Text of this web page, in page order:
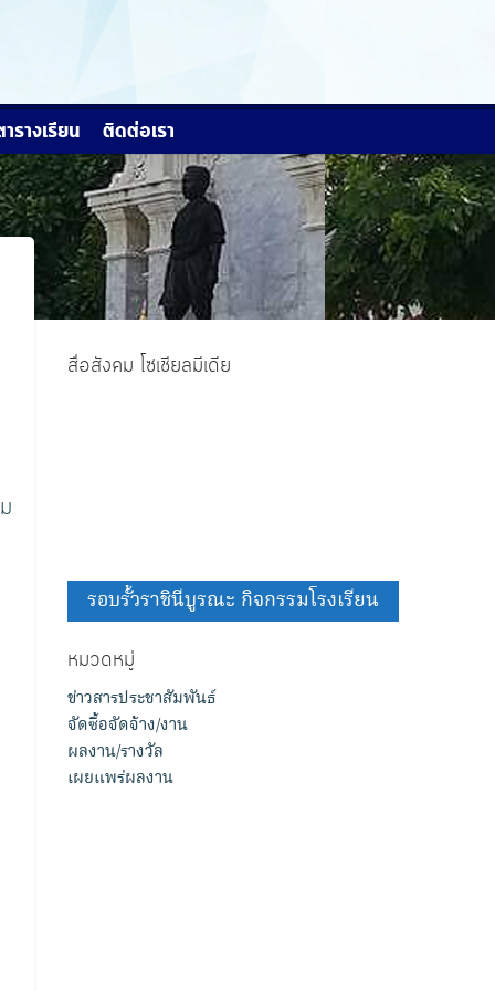
รางเรียน ติดต่อเรา
สื่อสังคม โซเชียลมีเดีย
รอบรั้วราชินีบูรณะ กิจกรรมโรงเรียน
หมวดหมู่
ข่าวสารประชาสัมพันธ์
จัดซื้อจัดจ้าง/งาน
ผลงาน/รางวัล
เผยแพร่ผลงาน